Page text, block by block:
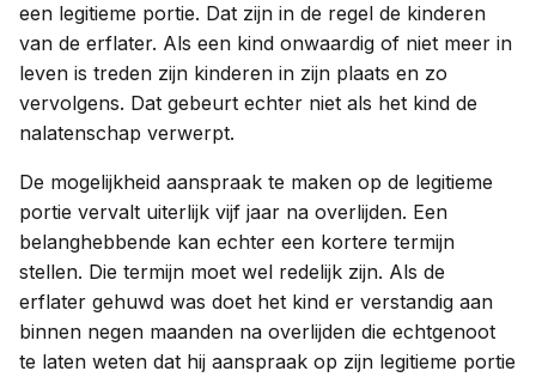
een legitieme portie. Dat zijn in de regel de kinderen
van de erflater. Als een kind onwaardig of niet meer in
leven is treden zijn kinderen in zijn plaats en zo
vervolgens. Dat gebeurt echter niet als het kind de
nalatenschap verwerpt.
De mogelijkheid aanspraak te maken op de legitieme
portie vervalt uiterlijk vijf jaar na overlijden. Een
belanghebbende kan echter een kortere termijn
stellen. Die termijn moet wel redelijk zijn. Als de
erflater gehuwd was doet het kind er verstandig aan
binnen negen maanden na overlijden die echtgenoot
te laten weten dat hij aanspraak op zijn legitieme portie